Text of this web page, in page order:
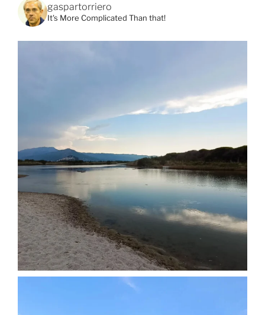
gaspartorriero
It's More Complicated Than that!